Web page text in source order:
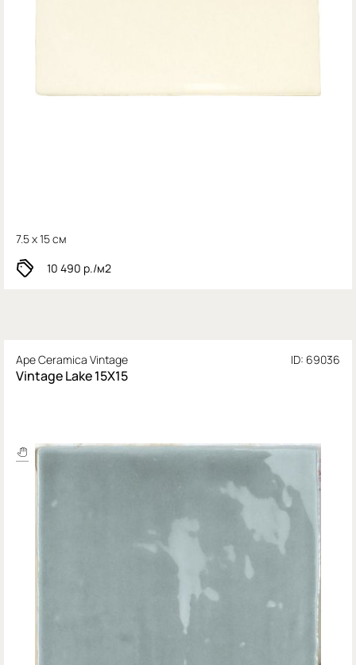
7.5 x 15 см
10 490 р./м2
Ape Ceramica Vintage ID: 69036
Vintage Lake 15X15